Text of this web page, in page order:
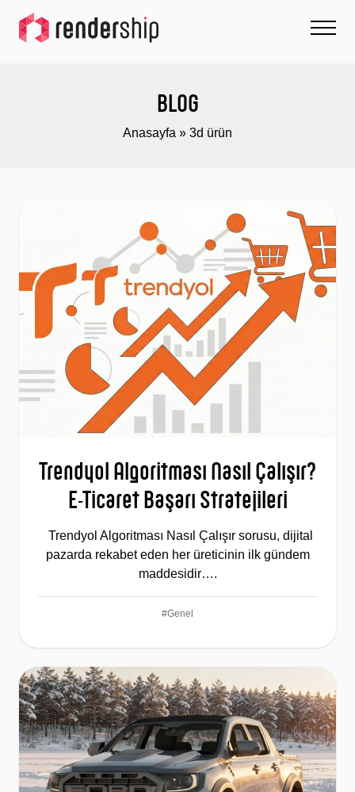
BLOG
Anasayfa » 3d ürün
Trendyol Algoritması Nasıl Çalışır?
E-Ticaret Başarı Stratejileri
Trendyol Algoritması Nasıl Çalışır sorusu, dijital
pazarda rekabet eden her üreticinin ilk gündem
maddesidir….
#Genel